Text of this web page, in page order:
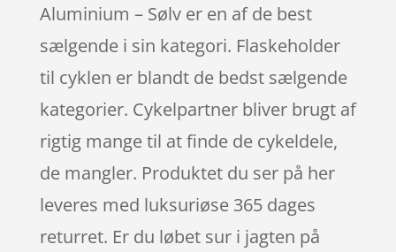
Aluminium – Sølv er en af de best
sælgende i sin kategori. Flaskeholder
til cyklen er blandt de bedst sælgende
kategorier. Cykelpartner bliver brugt af
rigtig mange til at finde de cykeldele,
de mangler. Produktet du ser på her
leveres med luksuriøse 365 dages
returret. Er du løbet sur i jagten på